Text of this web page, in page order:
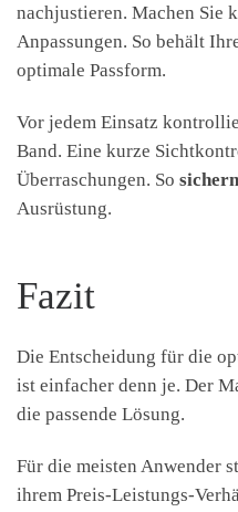
nachjustieren. Machen Sie
Anpassungen. So behält
optimale Passform.
Vor jedem Einsatz
Band. Eine kurze
Überraschungen. So sichern
Ausrüstung.
Fazit
Die Entscheidung für die
ist einfacher denn je. Der
die passende Lösung.
Für die meisten Anwender
ihrem Preis-Leistungs-